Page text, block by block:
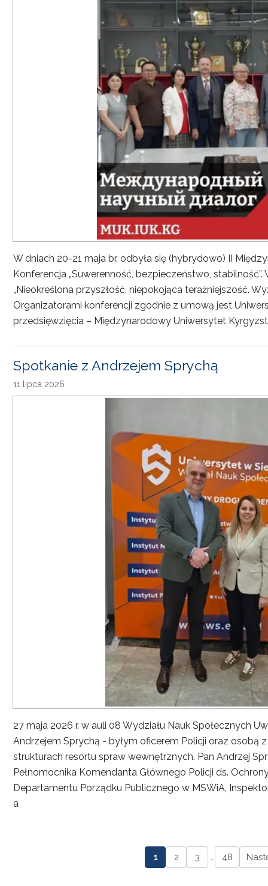
W dniach 20-21 maja br. odbyła się (hybrydowo) II
Konferencja „Suwerenność, bezpieczeństwo,
„Nieokreślona przyszłość, niepokojąca teraźniejszość.
Organizatorami konferencji zgodnie z umową jest
przedsięwzięcia – Międzynarodowy Uniwersytet
Spotkanie z Andrzejem Sprychą
11 lipca 2026
27 maja 2026 r. w auli 08 Wydziału Nauk Społecznych
Andrzejem Sprychą - byłym oficerem Policji oraz osobą
strukturach resortu spraw wewnętrznych. Pan Andrzej
Pełnomocnika Komendanta Głównego Policji ds.
Departamentu Porządku Publicznego w MSWiA,
a
1 2 3 … 48